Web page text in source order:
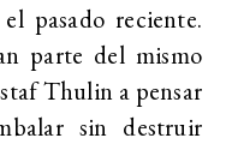
pasado reciente.
parte del mismo
Thulin a pensar
sin destruir